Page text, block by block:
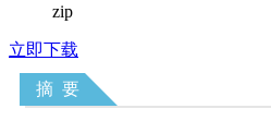
zip
立即下载
摘 要